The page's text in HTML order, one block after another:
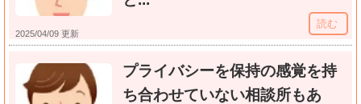
2025/04/09 更新
読む
プライバシーを保持の感覚を持
ち合わせていない相談所もあ